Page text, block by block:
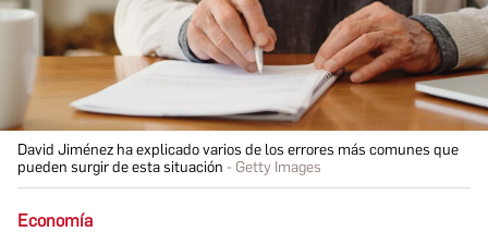
David Jiménez ha explicado varios de los errores más comunes que
pueden surgir de esta situación
Getty Images
Economía